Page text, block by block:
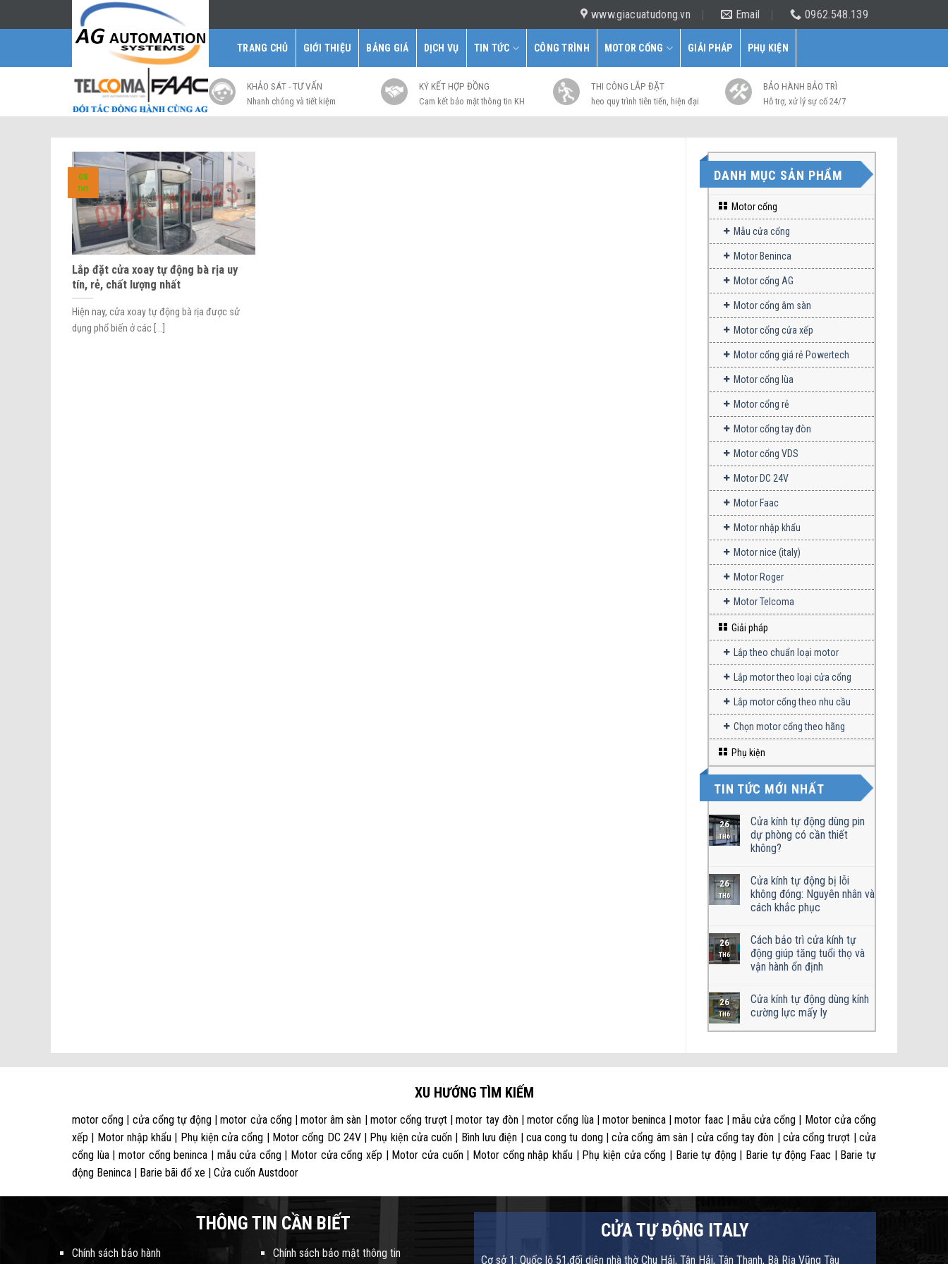
to
www.giacuatudong.vn Email 0962.548.139
TRANG CHỦ GIỚI THIỆU BẢNG GIÁ DỊCH VỤ TIN TỨC CÔNG TRÌNH MOTOR CỔNG GIẢI PHÁP PHỤ KIỆN
KHẢO SÁT - TƯ VẤN
Nhanh chóng và tiết kiệm
KÝ KẾT HỢP ĐỒNG
Cam kết bảo mật thông tin KH
THI CÔNG LẮP ĐẶT
heo quy trình tiên tiến, hiện đại
BẢO HÀNH BẢO TRÌ
Hỗ trợ, xử lý sự cố 24/7
Lắp đặt cửa xoay tự động bà rịa uy
tín, rẻ, chất lượng nhất
Hiện nay, cửa xoay tự động bà rịa được sử
dụng phổ biến ở các [...]
08
TH5
DANH MỤC SẢN PHẨM
Motor cổng
Mẫu cửa cổng
Motor Beninca
Motor cổng AG
Motor cổng âm sàn
Motor cổng cửa xếp
Motor cổng giá rẻ Powertech
Motor cổng lùa
Motor cổng rẻ
Motor cổng tay đòn
Motor cổng VDS
Motor DC 24V
Motor Faac
Motor nhập khẩu
Motor nice (italy)
Motor Roger
Motor Telcoma
Giải pháp
Lắp theo chuẩn loại motor
Lắp motor theo loại cửa cổng
Lắp motor cổng theo nhu cầu
Chọn motor cổng theo hãng
Phụ kiện
TIN TỨC MỚI NHẤT
26
TH6
Cửa kính tự động dùng pin
dự phòng có cần thiết
không?
26
TH6
Cửa kính tự động bị lỗi
không đóng: Nguyên nhân và
cách khắc phục
26
TH6
Cách bảo trì cửa kính tự
động giúp tăng tuổi thọ và
vận hành ổn định
26
TH6
Cửa kính tự động dùng kính
cường lực mấy ly
XU HƯỚNG TÌM KIẾM
motor cổng | cửa cổng tự động | motor cửa cổng | motor âm sàn | motor cổng trượt | motor tay đòn | motor cổng lùa | motor beninca | motor faac | mẫu cửa cổng | Motor cửa cổng
xếp | Motor nhập khẩu | Phụ kiện cửa cổng | Motor cổng DC 24V | Phụ kiện cửa cuốn | Bình lưu điện | cua cong tu dong | cửa cổng âm sàn | cửa cổng tay đòn | cửa cổng trượt | cửa
cổng lùa | motor cổng beninca | mẫu cửa cổng | Motor cửa cổng xếp | Motor cửa cuốn | Motor cổng nhập khẩu | Phụ kiện cửa cổng | Barie tự động | Barie tự động Faac | Barie tự
động Beninca | Barie bãi đổ xe | Cửa cuốn Austdoor
THÔNG TIN CẦN BIẾT
Chính sách bảo hành Chính sách bảo mật thông tin
CỬA TỰ ĐỘNG ITALY
Cơ sở 1: Quốc lộ 51,đối diện nhà thờ Chu Hải, Tân Hải, Tân Thanh, Bà Rịa Vũng Tàu